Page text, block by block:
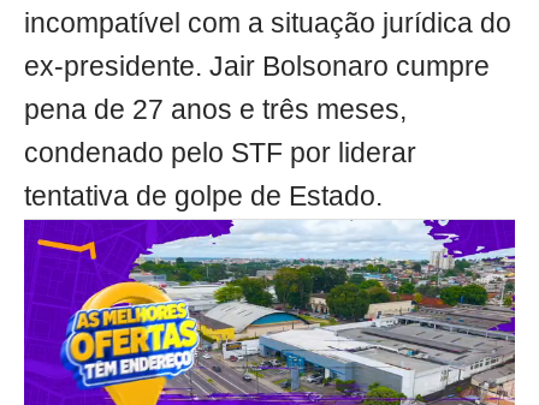
incompatível com a situação jurídica do
ex-presidente. Jair Bolsonaro cumpre
pena de 27 anos e três meses,
condenado pelo STF por liderar
tentativa de golpe de Estado.